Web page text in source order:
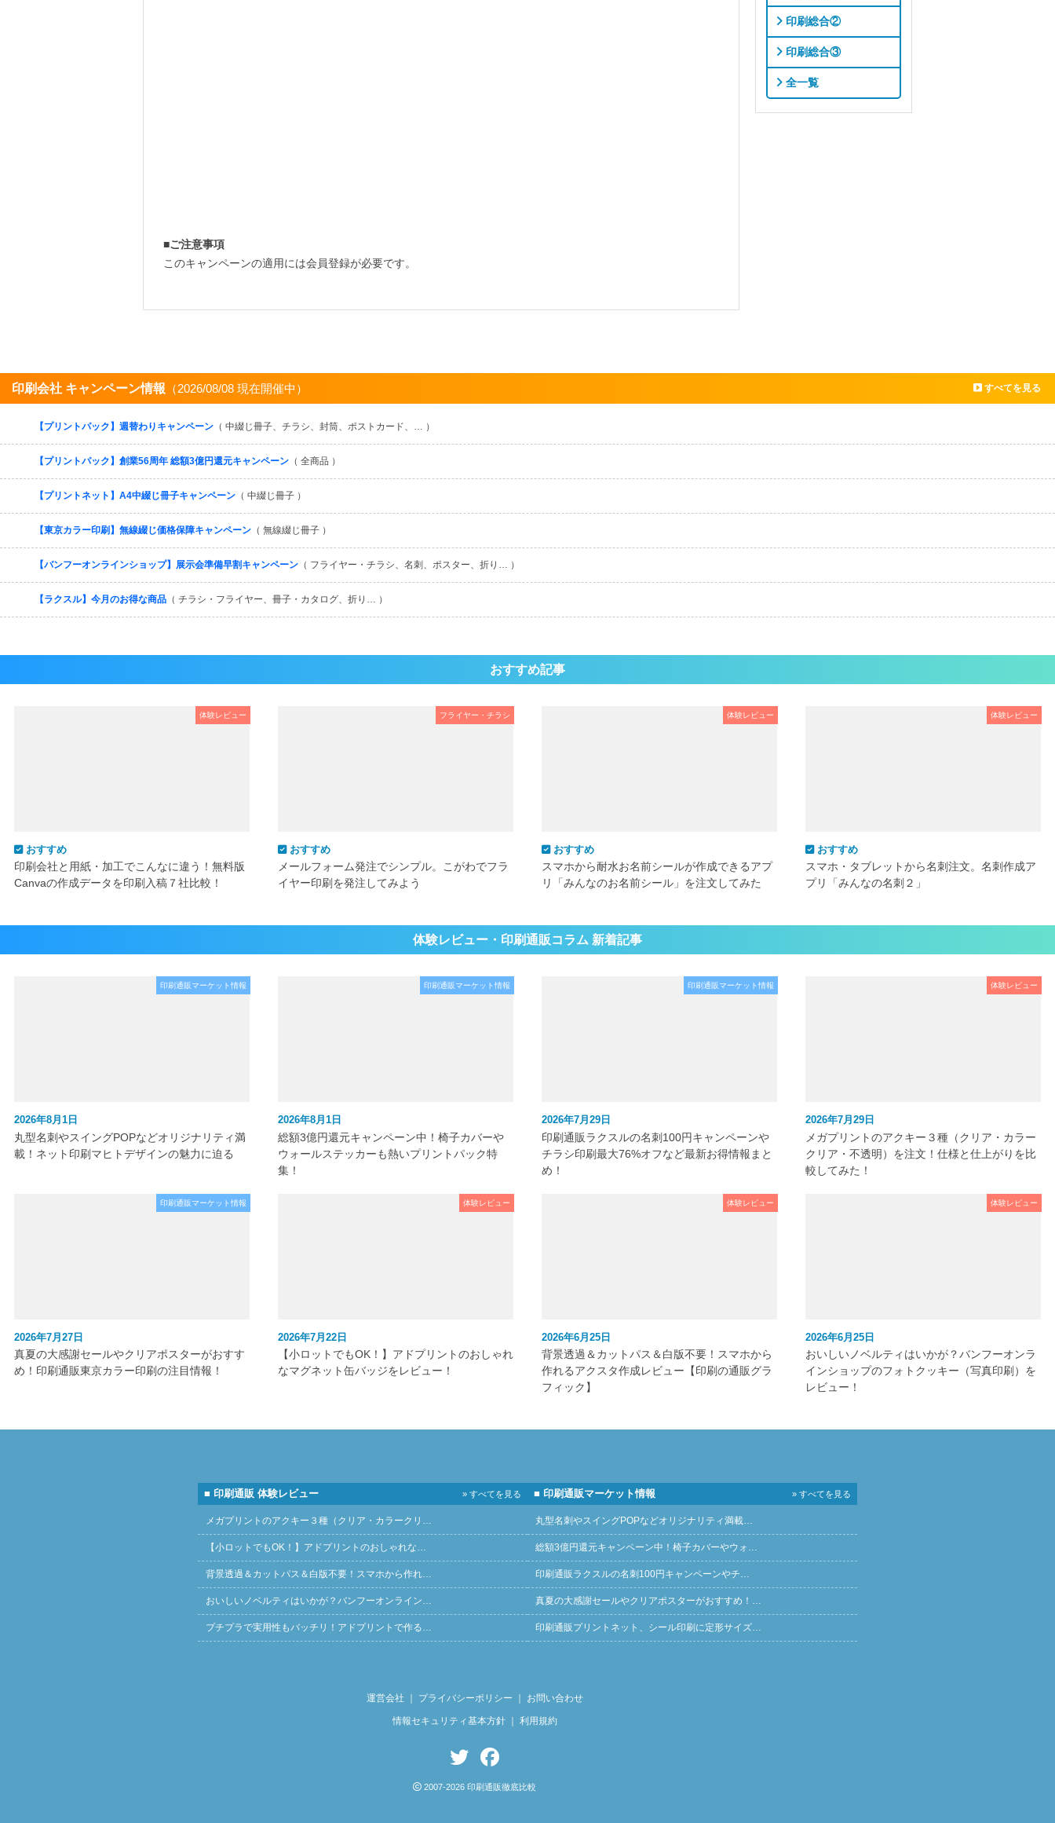
■ご注意事項
このキャンペーンの適用には会員登録が必要です。
印刷総合②
印刷総合③
全一覧
印刷会社 キャンペーン情報 （2026/08/08 現在開催中） すべてを見る
【プリントパック】週替わりキャンペーン （ 中綴じ冊子、チラシ、封筒、ポストカード、… ）
【プリントパック】創業56周年 総額3億円還元キャンペーン （ 全商品 ）
【プリントネット】A4中綴じ冊子キャンペーン （ 中綴じ冊子 ）
【東京カラー印刷】無線綴じ価格保障キャンペーン （ 無線綴じ冊子 ）
【バンフーオンラインショップ】展示会準備早割キャンペーン （ フライヤー・チラシ、名刺、ポスター、折り… ）
【ラクスル】今月のお得な商品 （ チラシ・フライヤー、冊子・カタログ、折り… ）
おすすめ記事
体験レビュー
おすすめ
印刷会社と用紙・加工でこんなに違う！無料版
Canvaの作成データを印刷入稿７社比較！
フライヤー・チラシ
おすすめ
メールフォーム発注でシンプル。こがわでフラ
イヤー印刷を発注してみよう
体験レビュー
おすすめ
スマホから耐水お名前シールが作成できるアプ
リ「みんなのお名前シール」を注文してみた
体験レビュー
おすすめ
スマホ・タブレットから名刺注文。名刺作成ア
プリ「みんなの名刺２」
体験レビュー・印刷通販コラム 新着記事
印刷通販マーケット情報
2026年8月1日
丸型名刺やスイングPOPなどオリジナリティ満
載！ネット印刷マヒトデザインの魅力に迫る
印刷通販マーケット情報
2026年8月1日
総額3億円還元キャンペーン中！椅子カバーや
ウォールステッカーも熱いプリントパック特
集！
印刷通販マーケット情報
2026年7月29日
印刷通販ラクスルの名刺100円キャンペーンや
チラシ印刷最大76%オフなど最新お得情報まと
め！
体験レビュー
2026年7月29日
メガプリントのアクキー３種（クリア・カラー
クリア・不透明）を注文！仕様と仕上がりを比
較してみた！
印刷通販マーケット情報
2026年7月27日
真夏の大感謝セールやクリアポスターがおすす
め！印刷通販東京カラー印刷の注目情報！
体験レビュー
2026年7月22日
【小ロットでもOK！】アドプリントのおしゃれ
なマグネット缶バッジをレビュー！
体験レビュー
2026年6月25日
背景透過＆カットパス＆白版不要！スマホから
作れるアクスタ作成レビュー【印刷の通販グラ
フィック】
体験レビュー
2026年6月25日
おいしいノベルティはいかが？バンフーオンラ
インショップのフォトクッキー（写真印刷）を
レビュー！
■ 印刷通販 体験レビュー » すべてを見る
メガプリントのアクキー３種（クリア・カラークリ…
【小ロットでもOK！】アドプリントのおしゃれな…
背景透過＆カットパス＆白版不要！スマホから作れ…
おいしいノベルティはいかが？バンフーオンライン…
プチプラで実用性もバッチリ！アドプリントで作る…
■ 印刷通販マーケット情報 » すべてを見る
丸型名刺やスイングPOPなどオリジナリティ満載…
総額3億円還元キャンペーン中！椅子カバーやウォ…
印刷通販ラクスルの名刺100円キャンペーンやチ…
真夏の大感謝セールやクリアポスターがおすすめ！…
印刷通販プリントネット、シール印刷に定形サイズ…
運営会社 プライバシーポリシー お問い合わせ
情報セキュリティ基本方針｜ 利用規約
2007-2026 印刷通販徹底比較